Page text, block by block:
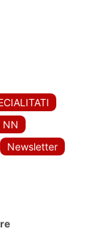
NN
Newsletter